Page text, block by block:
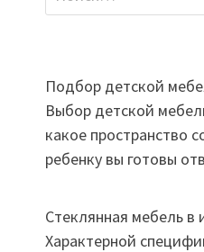
Подбор детской
Выбор детской
какое пространство
ребенку вы готовы
Стеклянная мебель в
Характерной